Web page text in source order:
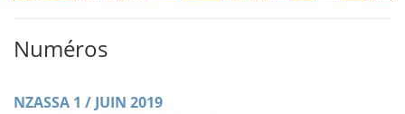
Numéros
NZASSA 1 / JUIN 2019